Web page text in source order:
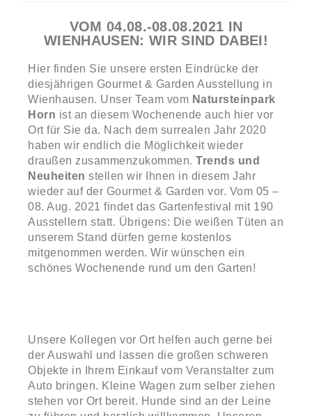
VOM 04.08.-08.08.2021 IN
WIENHAUSEN: WIR SIND DABEI!
Hier finden Sie unsere ersten Eindrücke der
diesjährigen Gourmet & Garden Ausstellung in
Wienhausen. Unser Team vom Natursteinpark
Horn ist an diesem Wochenende auch hier vor
Ort für Sie da. Nach dem surrealen Jahr 2020
haben wir endlich die Möglichkeit wieder
draußen zusammenzukommen.Trends und
Neuheiten stellen wir Ihnen in diesem Jahr
wieder auf der Gourmet & Garden vor. Vom 05 –
08. Aug. 2021 findet das Gartenfestival mit 190
Ausstellern statt. Übrigens: Die weißen Tüten an
unserem Stand dürfen gerne kostenlos
mitgenommen werden. Wir wünschen ein
schönes Wochenende rund um den Garten!
Unsere Kollegen vor Ort helfen auch gerne bei
der Auswahl und lassen die großen schweren
Objekte in Ihrem Einkauf vom Veranstalter zum
Auto bringen. Kleine Wagen zum selber ziehen
stehen vor Ort bereit. Hunde sind an der Leine